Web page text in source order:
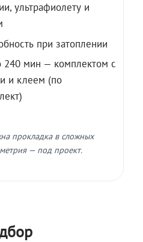
ультрафиолету и
при затоплении
240 мин — комплектом с
и клеем (по
прокладка в сложных
— под проект.